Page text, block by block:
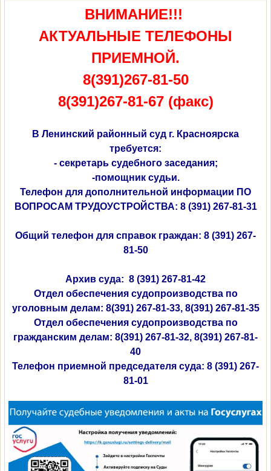
ВНИМАНИЕ!!!
АКТУАЛЬНЫЕ ТЕЛЕФОНЫ
ПРИЕМНОЙ.
8(391)267-81-50
8(391)267-81-67 (факс)
В Ленинский районный суд г. Красноярска
требуется:
- секретарь судебного заседания;
-помощник судьи.
Телефон для дополнительной информации ПО
ВОПРОСАМ ТРУДОУСТРОЙСТВА: 8 (391) 267-81-31
Общий телефон для справок граждан: 8 (391) 267-
81-50
Архив суда: 8 (391) 267-81-42
Отдел обеспечения судопроизводства по
уголовным делам: 8(391) 267-81-33, 8(391) 267-81-35
Отдел обеспечения судопроизводства по
гражданским делам: 8(391) 267-81-32, 8(391) 267-81-
40
Телефон приемной председателя суда: 8 (391) 267-
81-01